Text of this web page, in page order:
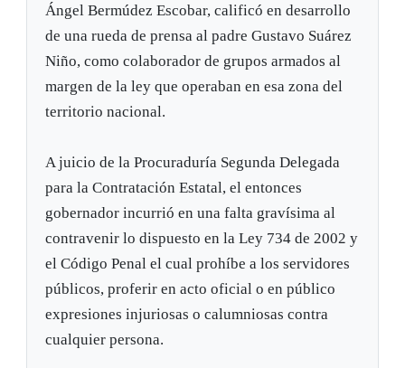
Ángel Bermúdez Escobar, calificó en desarrollo
de una rueda de prensa al padre Gustavo Suárez
Niño, como colaborador de grupos armados al
margen de la ley que operaban en esa zona del
territorio nacional.
A juicio de la Procuraduría Segunda Delegada
para la Contratación Estatal, el entonces
gobernador incurrió en una falta gravísima al
contravenir lo dispuesto en la Ley 734 de 2002 y
el Código Penal el cual prohíbe a los servidores
públicos, proferir en acto oficial o en público
expresiones injuriosas o calumniosas contra
cualquier persona.